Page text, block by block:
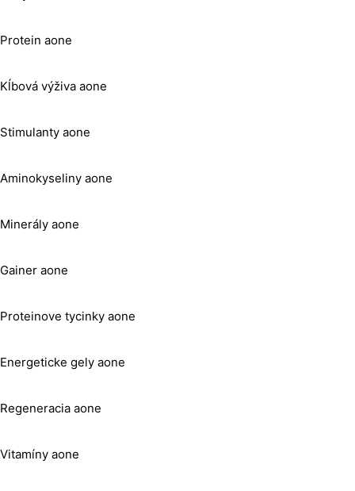
Protein aone
Kĺbová výživa aone
Stimulanty aone
Aminokyseliny aone
Minerály aone
Gainer aone
Proteinove tycinky aone
Energeticke gely aone
Regeneracia aone
Vitamíny aone